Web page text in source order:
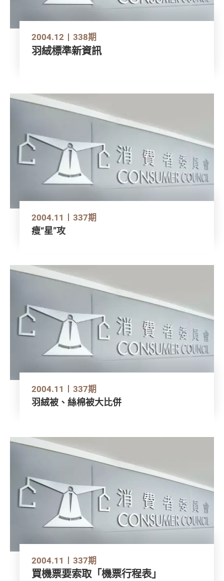
2004.12 338期
羽絨標準新資訊
2004.11 337期
瘦“星”攻
2004.11 337期
羽絨被、絲棉被大比併
2004.11 337期
買機票要索取「機票行程表」